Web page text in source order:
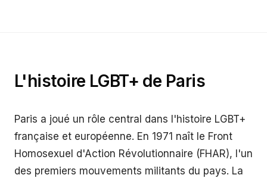
L'histoire LGBT+ de Paris
Paris a joué un rôle central dans l'histoire LGBT+
française et européenne. En 1971 naît le Front
Homosexuel d'Action Révolutionnaire (FHAR), l'un
des premiers mouvements militants du pays. La